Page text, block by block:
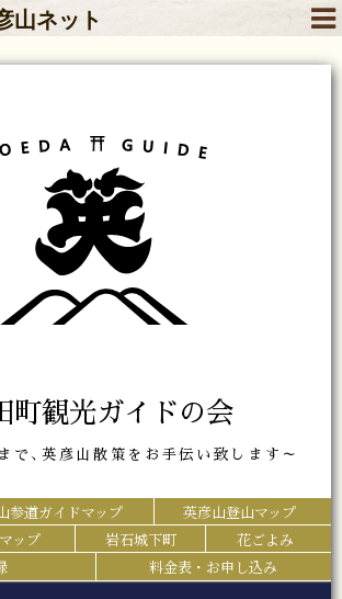
山ネット
町観光ガイドの会
で､英彦山散策をお手伝い致します～
参道ガイドマップ
英彦山登山マップ
ップ
岩石城下町
花ごよみ
料金表・お申し込み